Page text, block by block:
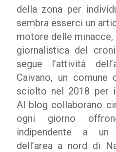
della zona per
sembra esserci un
motore delle minacce,
giornalistica del
segue l’attività
Caivano, un comune
sciolto nel 2018 per
Al blog collaborano
ogni giorno
indipendente a
dell’area a nord di